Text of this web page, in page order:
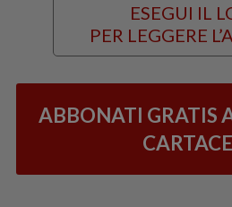
ESEGUI IL
PER LEGGERE
ABBONATI GRATIS